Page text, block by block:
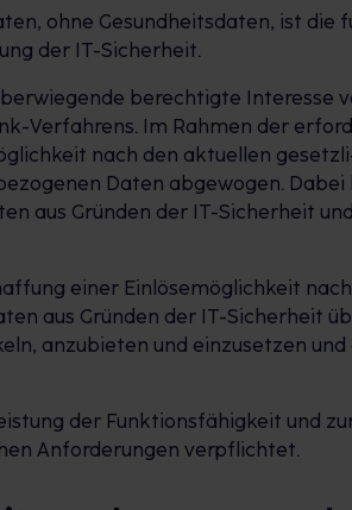
ohne Gesundheitsdaten, ist die
der IT-Sicherheit.
berechtigte Interesse
Verfahrens. Im Rahmen der
nach den aktuellen
Daten abgewogen.
aus Gründen der IT-Sicherheit
einer Einlösemöglichkeit
aus Gründen der IT-Sicherheit
anzubieten und einzusetzen
der Funktionsfähigkeit und
Anforderungen verpflichtet.